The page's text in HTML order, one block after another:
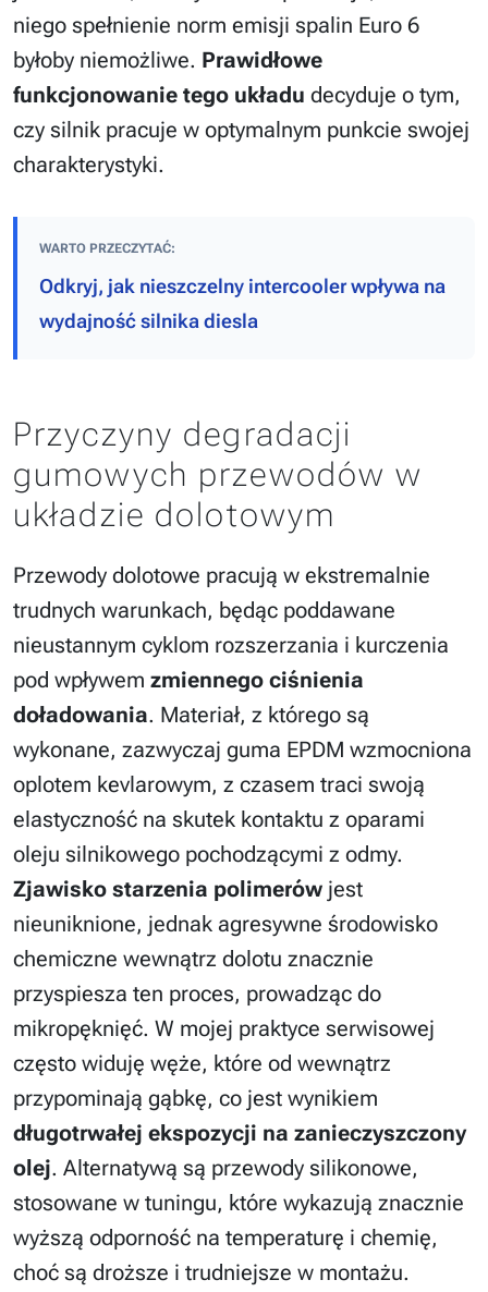
niego spełnienie norm emisji spalin Euro 6
byłoby niemożliwe. Prawidłowe
funkcjonowanie tego układu decyduje o tym,
czy silnik pracuje w optymalnym punkcie swojej
charakterystyki.
WARTO PRZECZYTAĆ:
Odkryj, jak nieszczelny intercooler wpływa na
wydajność silnika diesla
Przyczyny degradacji
gumowych przewodów w
układzie dolotowym
Przewody dolotowe pracują w ekstremalnie
trudnych warunkach, będąc poddawane
nieustannym cyklom rozszerzania i kurczenia
pod wpływem zmiennego ciśnienia
doładowania. Materiał, z którego są
wykonane, zazwyczaj guma EPDM wzmocniona
oplotem kevlarowym, z czasem traci swoją
elastyczność na skutek kontaktu z oparami
oleju silnikowego pochodzącymi z odmy.
Zjawisko starzenia polimerów jest
nieuniknione, jednak agresywne środowisko
chemiczne wewnątrz dolotu znacznie
przyspiesza ten proces, prowadząc do
mikropęknięć. W mojej praktyce serwisowej
często widuję węże, które od wewnątrz
przypominają gąbkę, co jest wynikiem
długotrwałej ekspozycji na zanieczyszczony
olej. Alternatywą są przewody silikonowe,
stosowane w tuningu, które wykazują znacznie
wyższą odporność na temperaturę i chemię,
choć są droższe i trudniejsze w montażu.